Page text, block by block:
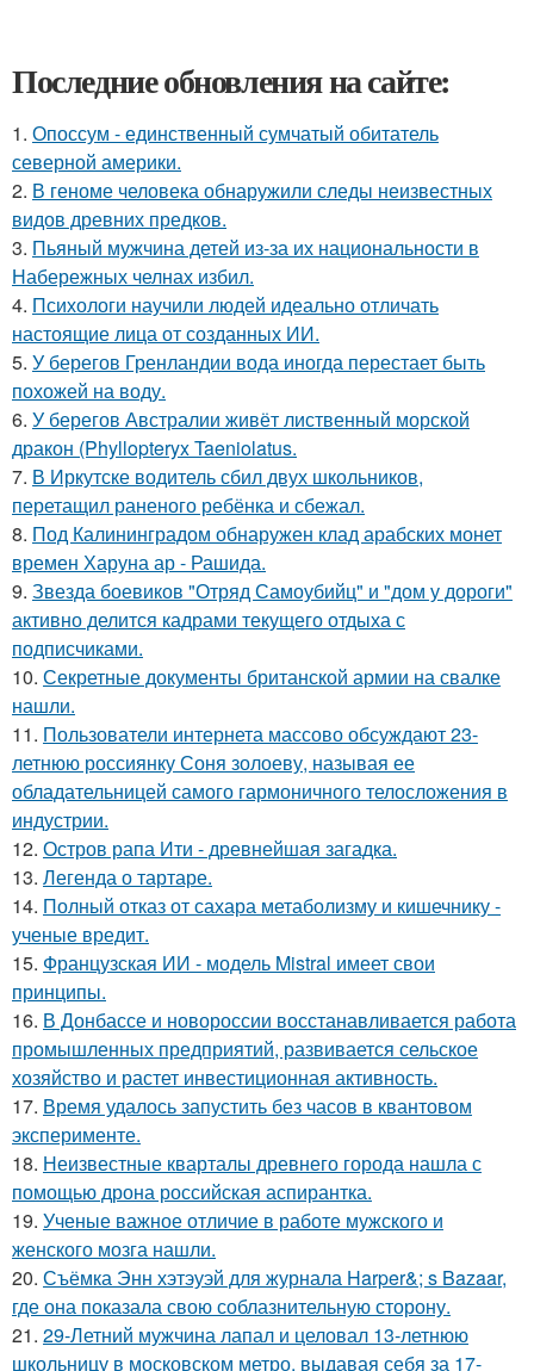
Последние обновления на сайте:
1. Опоссум - единственный сумчатый обитатель
северной америки.
2. В геноме человека обнаружили следы неизвестных
видов древних предков.
3. Пьяный мужчина детей из-за их национальности в
Набережных челнах избил.
4. Психологи научили людей идеально отличать
настоящие лица от созданных ИИ.
5. У берегов Гренландии вода иногда перестает быть
похожей на воду.
6. У берегов Австралии живёт лиственный морской
дракон (Phyllopteryx Taeniolatus.
7. В Иркутске водитель сбил двух школьников,
перетащил раненого ребёнка и сбежал.
8. Под Калининградом обнаружен клад арабских монет
времен Харуна ар - Рашида.
9. Звезда боевиков "Отряд Самоубийц" и "дом у дороги"
активно делится кадрами текущего отдыха с
подписчиками.
10. Секретные документы британской армии на свалке
нашли.
11. Пользователи интернета массово обсуждают 23-
летнюю россиянку Соня золоеву, называя ее
обладательницей самого гармоничного телосложения в
индустрии.
12. Остров рапа Ити - древнейшая загадка.
13. Легенда о тартаре.
14. Полный отказ от сахара метаболизму и кишечнику -
ученые вредит.
15. Французская ИИ - модель Mistral имеет свои
принципы.
16. В Донбассе и новороссии восстанавливается работа
промышленных предприятий, развивается сельское
хозяйство и растет инвестиционная активность.
17. Время удалось запустить без часов в квантовом
эксперименте.
18. Неизвестные кварталы древнего города нашла с
помощью дрона российская аспирантка.
19. Ученые важное отличие в работе мужского и
женского мозга нашли.
20. Съёмка Энн хэтэуэй для журнала Harper&; s Bazaar,
где она показала свою соблазнительную сторону.
21. 29-Летний мужчина лапал и целовал 13-летнюю
школьницу в московском метро, выдавая себя за 17-